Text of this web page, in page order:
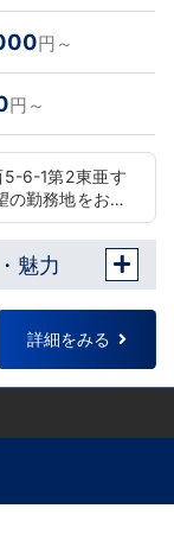
円～
円～
6-1第2東亜す
す。 入社後の
ます。 ■土
・JR常磐線土浦
営地下鉄阪東橋
浜線関内駅 ■
魅力
詳細をみる